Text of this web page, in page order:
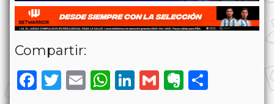
Compartir:
Facebook
Twitter
EmailWhatsApp
LinkedIn
GmailEvernote